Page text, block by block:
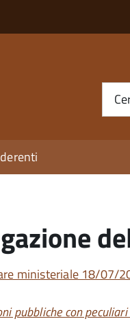
ministeriale 18/07/
pubbliche con